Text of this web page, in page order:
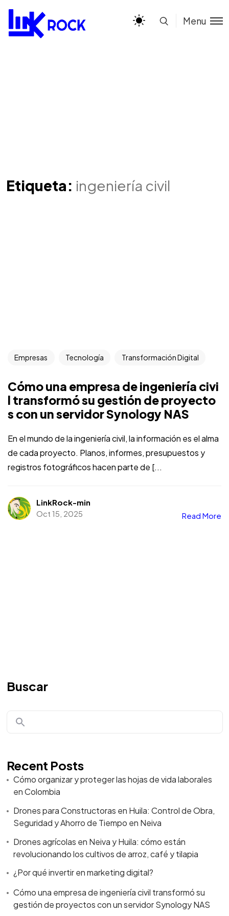
Menu
Etiqueta: ingeniería civil
Empresas Tecnología Transformación Digital
Cómo una empresa de ingeniería civi
l transformó su gestión de proyecto
s con un servidor Synology NAS
En el mundo de la ingeniería civil, la información es el alma
de cada proyecto. Planos, informes, presupuestos y
registros fotográficos hacen parte de [...
LinkRock-min
Oct 15, 2025
Read More
Buscar
Recent Posts
Cómo organizar y proteger las hojas de vida laborales
en Colombia
Drones para Constructoras en Huila: Control de Obra,
Seguridad y Ahorro de Tiempo en Neiva
Drones agrícolas en Neiva y Huila: cómo están
revolucionando los cultivos de arroz, café y tilapia
¿Por qué invertir en marketing digital?
Cómo una empresa de ingeniería civil transformó su
gestión de proyectos con un servidor Synology NAS